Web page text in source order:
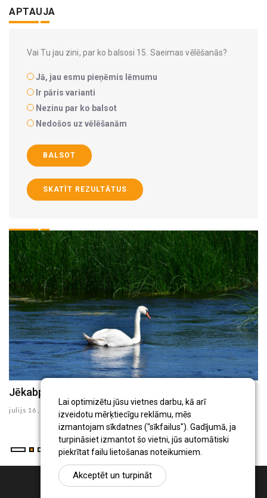
Lai optimizētu jūsu vietnes darbu, kā arī
izveidotu mērķtiecīgu reklāmu, mēs
izmantojam sīkdatnes ("sīkfailus"). Gadījumā, ja
turpināsiet izmantot šo vietni, jūs automātiski
piekrītat failu lietošanas noteikumiem.
Akceptēt un turpināt
APTAUJA
Vai Tu jau zini, par ko balsosi 15. Saeimas vēlēšanās?
Jā, jau esmu pieņēmis lēmumu
Ir pāris varianti
Nezinu par ko balsot
Nedošos uz vēlēšanām
BALSOT
SKATĪT REZULTĀTUS
Jēkabpils Radio1 ziņas 2026.gada 16.jūlijā
julijs 16 , 2026